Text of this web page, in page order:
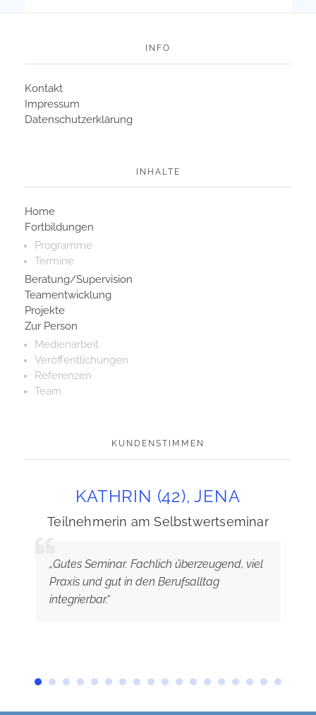
INFO
Kontakt
Impressum
Datenschutzerklärung
INHALTE
Home
Fortbildungen
Programme
Termine
Beratung/Supervision
Teamentwicklung
Projekte
Zur Person
Medienarbeit
Veröffentlichungen
Referenzen
Team
KUNDENSTIMMEN
KATHRIN (42), JENA
Teilnehmerin am Selbstwertseminar
„Gutes Seminar. Fachlich überzeugend, viel
Praxis und gut in den Berufsalltag
integrierbar.“